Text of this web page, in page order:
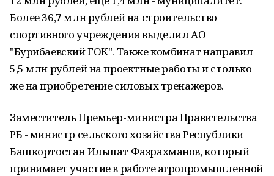
Более 36,7 млн рублей на строительство
спортивного учреждения выделил АО
"Бурибаевский ГОК". Также комбинат направил
5,5 млн рублей на проектные работы и столько
же на приобретение силовых тренажеров.
Заместитель Премьер-министра Правительства
РБ - министр сельского хозяйства Республики
Башкортостан Ильшат Фазрахманов, который
принимает участие в работе агропромышленной